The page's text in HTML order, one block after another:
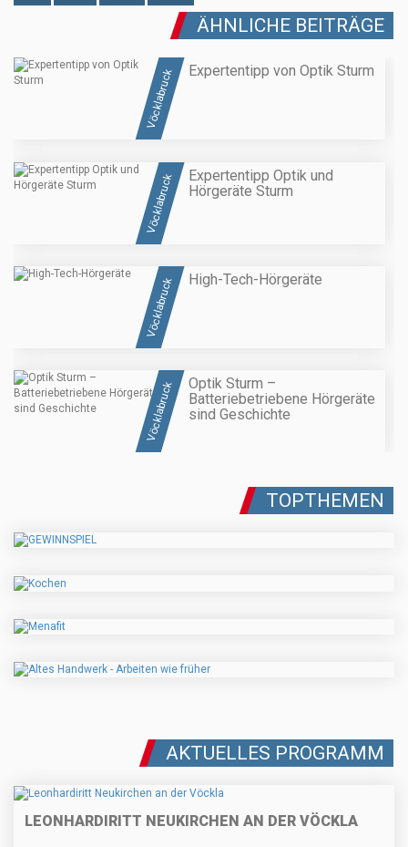
ÄHNLICHE BEITRÄGE
Vöcklabruck Expertentipp von Optik Sturm
Vöcklabruck
Expertentipp Optik und
Hörgeräte Sturm
Vöcklabruck High-Tech-Hörgeräte
Vöcklabruck
Optik Sturm –
Batteriebetriebene Hörgeräte
sind Geschichte
TOPTHEMEN
AKTUELLES PROGRAMM
LEONHARDIRITT NEUKIRCHEN AN DER VÖCKLA